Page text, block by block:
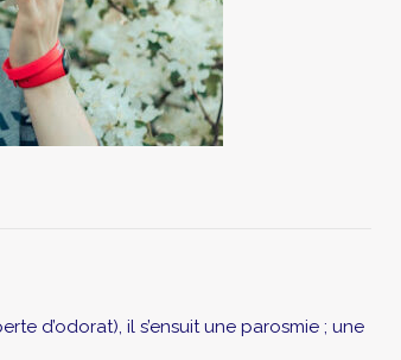
d’odorat), il s’ensuit une parosmie ; une